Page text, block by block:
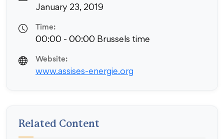
January 23, 2019
Time:
00:00 - 00:00 Brussels time
Website:
www.assises-energie.org
Related Content